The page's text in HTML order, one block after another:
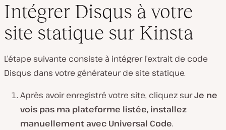
Intégrer Disqus à votre
site statique sur Kinsta
L’étape suivante consiste à intégrer l’extrait de code
Disqus dans votre générateur de site statique.
Après avoir enregistré votre site, cliquez surJe ne
vois pas ma plateforme listée, installez
manuellement avec Universal Code.